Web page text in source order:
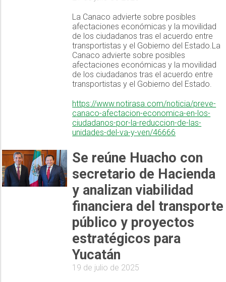
La Canaco advierte sobre posibles
afectaciones económicas y la movilidad
de los ciudadanos tras el acuerdo entre
transportistas y el Gobierno del Estado.La
Canaco advierte sobre posibles
afectaciones económicas y la movilidad
de los ciudadanos tras el acuerdo entre
transportistas y el Gobierno del Estado.
https://www.notirasa.com/noticia/preve-
canaco-afectacion-economica-en-los-
ciudadanos-por-la-reduccion-de-las-
unidades-del-va-y-ven/46666
Se reúne Huacho con
secretario de Hacienda
y analizan viabilidad
financiera del transporte
público y proyectos
estratégicos para
Yucatán
19 de julio de 2025